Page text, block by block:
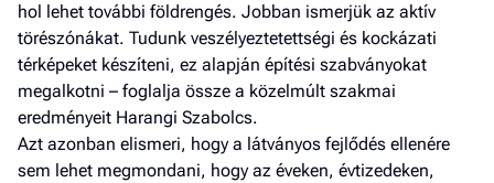
hol lehet további földrengés. Jobban ismerjük az aktív
törészónákat. Tudunk veszélyeztetettségi és kockázati
térképeket készíteni, ez alapján építési szabványokat
megalkotni – foglalja össze a közelmúlt szakmai
eredményeit Harangi Szabolcs.
Azt azonban elismeri, hogy a látványos fejlődés ellenére
sem lehet megmondani, hogy az éveken, évtizedeken,